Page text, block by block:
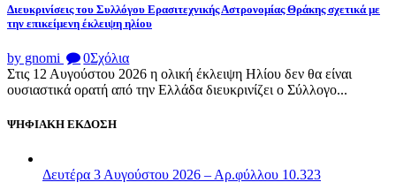
Διευκρινίσεις του Συλλόγου Ερασιτεχνικής Αστρονομίας Θράκης σχετικά με
την επικείμενη έκλειψη ηλίου
by gnomi 0Σχόλια
Στις 12 Αυγούστου 2026 η ολική έκλειψη Ηλίου δεν θα είναι
ουσιαστικά ορατή από την Ελλάδα διευκρινίζει ο Σύλλογο...
ΨΗΦΙΑΚΗ ΕΚΔΟΣΗ
Δευτέρα 3 Αυγούστου 2026 – Αρ.φύλλου 10.323